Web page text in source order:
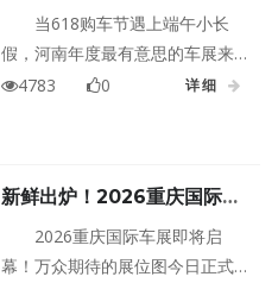
前例「网红车模+汉服巡游
+红包雨」🧧一张门票玩到嗨
当618购车节遇上端午小长
假，河南年度最有意思的车展来
了！2026第十五届中原国际车展
领取
4783 0 详细
新鲜出炉！2026重庆国际车
展展位图抢先看
2026重庆国际车展即将启
幕！万众期待的展位图今日正式